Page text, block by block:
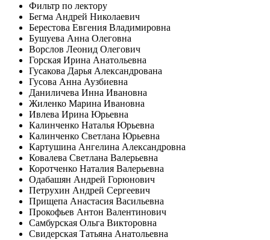
Фильтр по лектору
Бегма Андрей Николаевич
Берестова Евгения Владимировна
Бушуева Анна Олеговна
Ворслов Леонид Олегович
Горская Ирина Анатольевна
Гусакова Дарья Александрована
Гусова Анна Аузбиевна
Даниличева Инна Ивановна
Жиленко Марина Ивановна
Ивлева Ирина Юрьевна
Калинченко Наталья Юрьевна
Калинченко Светлана Юрьевна
Картушина Ангелина Александровна
Ковалева Светлана Валерьевна
Коротченко Наталия Валерьевна
Одабашян Андрей Горюнович
Петрухин Андрей Сергеевич
Прищепа Анастасия Васильевна
Прокофьев Антон Валентинович
Самбурская Ольга Викторовна
Свидерская Татьяна Анатольевна